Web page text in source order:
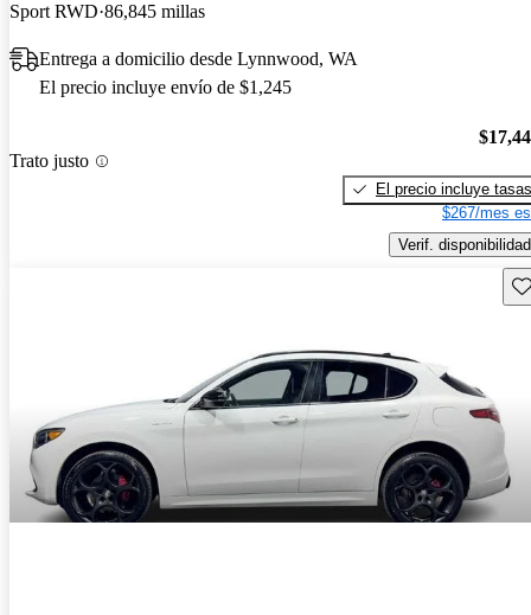
Sport RWD 86,845 millas
Entrega a domicilio desde Lynnwood, WA
El precio incluye envío de $1,245
Trato justo
El precio incluye tasas
$267/mes
Verif. disponibilidad